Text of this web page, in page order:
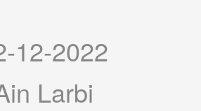
12-2022
Larbi